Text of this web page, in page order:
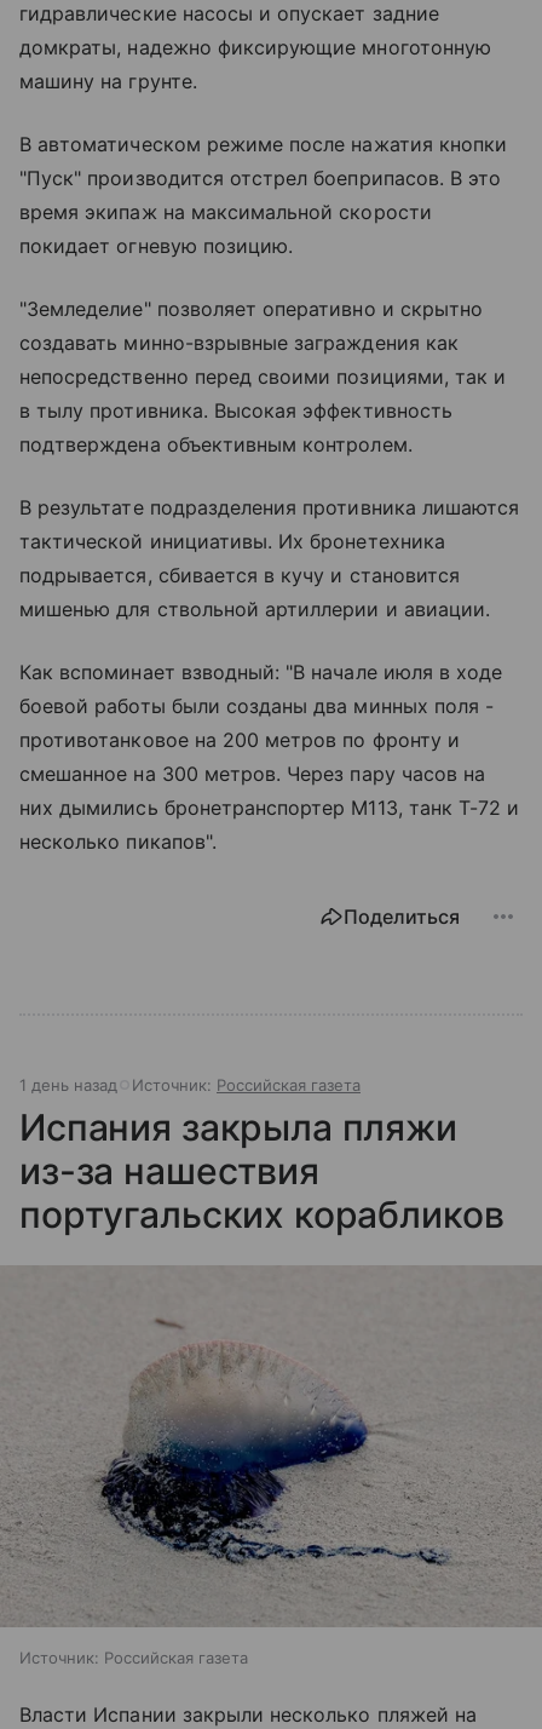
гидравлические насосы и опускает задние
домкраты, надежно фиксирующие многотонную
машину на грунте.
В автоматическом режиме после нажатия кнопки
"Пуск" производится отстрел боеприпасов. В это
время экипаж на максимальной скорости
покидает огневую позицию.
"Земледелие" позволяет оперативно и скрытно
создавать минно-взрывные заграждения как
непосредственно перед своими позициями, так и
в тылу противника. Высокая эффективность
подтверждена объективным контролем.
В результате подразделения противника лишаются
тактической инициативы. Их бронетехника
подрывается, сбивается в кучу и становится
мишенью для ствольной артиллерии и авиации.
Как вспоминает взводный: "В начале июля в ходе
боевой работы были созданы два минных поля -
противотанковое на 200 метров по фронту и
смешанное на 300 метров. Через пару часов на
них дымились бронетранспортер М113, танк Т-72 и
несколько пикапов".
Поделиться
1 день назад Источник: Российская газета
Испания закрыла пляжи
из-за нашествия
португальских корабликов
Источник: Российская газета
Власти Испании закрыли несколько пляжей на